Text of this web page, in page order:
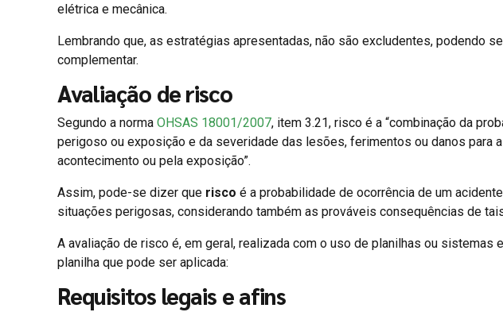
elétrica e mecânica.
Lembrando que, as estratégias apresentadas, não são excludentes, podendo
complementar.
Avaliação de risco
Segundo a norma OHSAS 18001/2007, item 3.21, risco é a “combinação da
perigoso ou exposição e da severidade das lesões, ferimentos ou danos para
acontecimento ou pela exposição”.
Assim, pode-se dizer que risco é a probabilidade de ocorrência de um
situações perigosas, considerando também as prováveis consequências de
A avaliação de risco é, em geral, realizada com o uso de planilhas ou sistemas
planilha que pode ser aplicada:
Requisitos legais e afins